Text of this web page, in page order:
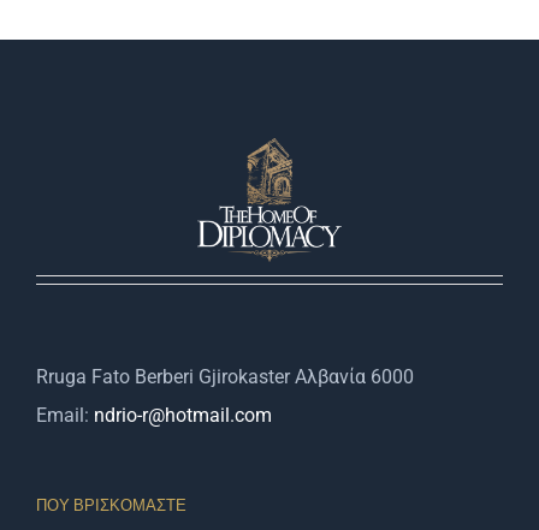
Rruga Fato Berberi Gjirokaster Αλβανία 6000
Email: ndrio-r@hotmail.com
ΠΟΥ ΒΡΙΣΚΌΜΑΣΤΕ